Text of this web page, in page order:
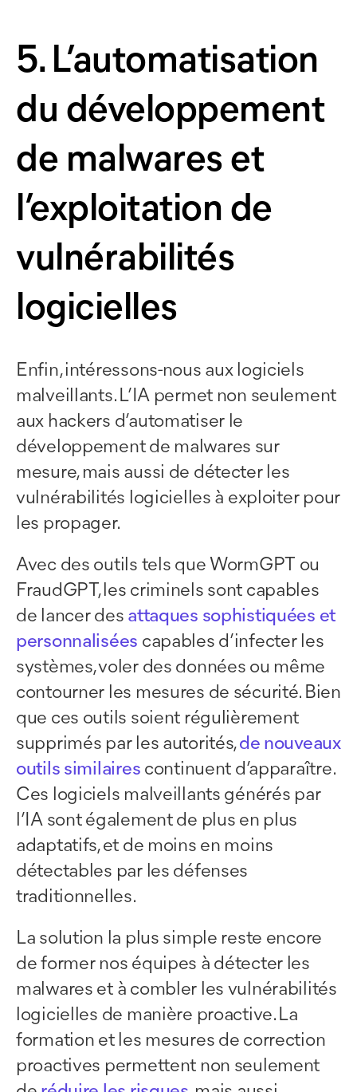
5. L’automatisation
du développement
de malwares et
l’exploitation de
vulnérabilités
logicielles
Enfin, intéressons-nous aux logiciels
malveillants. L’IA permet non seulement
aux hackers d’automatiser le
développement de malwares sur
mesure, mais aussi de détecter les
vulnérabilités logicielles à exploiter pour
les propager.
Avec des outils tels que WormGPT ou
FraudGPT, les criminels sont capables
de lancer des attaques sophistiquées et
personnalisées capables d’infecter les
systèmes, voler des données ou même
contourner les mesures de sécurité. Bien
que ces outils soient régulièrement
supprimés par les autorités,de nouveaux
outils similaires continuent d’apparaître.
Ces logiciels malveillants générés par
l’IA sont également de plus en plus
adaptatifs, et de moins en moins
détectables par les défenses
traditionnelles.
La solution la plus simple reste encore
de former nos équipes à détecter les
malwares et à combler les vulnérabilités
logicielles de manière proactive. La
formation et les mesures de correction
proactives permettent non seulement